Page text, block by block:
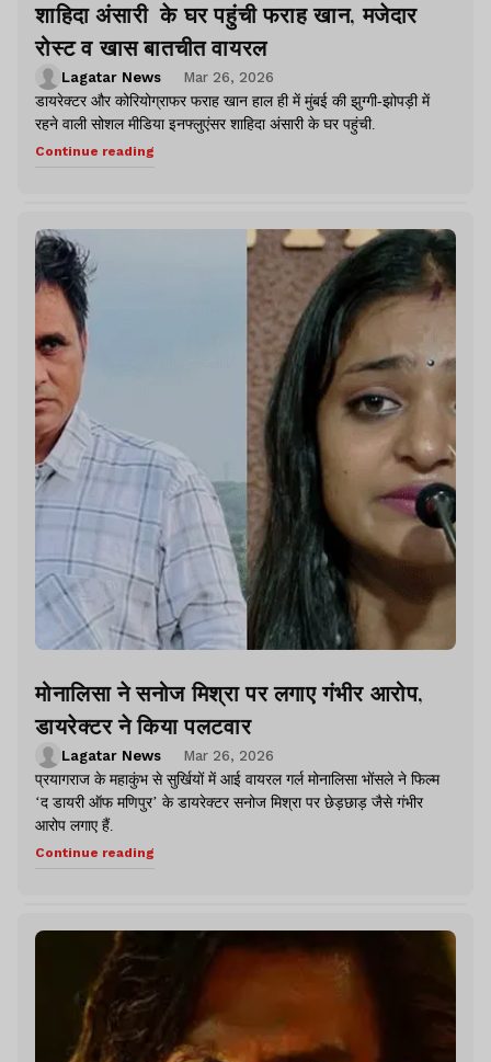
शाहिदा अंसारी के घर पहुंची फराह खान, मजेदार
रोस्ट व खास बातचीत वायरल
Lagatar News
Mar 26, 2026
डायरेक्टर और कोरियोग्राफर फराह खान हाल ही में मुंबई की झुग्गी-झोपड़ी में
रहने वाली सोशल मीडिया इनफ्लुएंसर शाहिदा अंसारी के घर पहुंची.
Continue reading
मोनालिसा ने सनोज मिश्रा पर लगाए गंभीर आरोप,
डायरेक्टर ने किया पलटवार
Lagatar News
Mar 26, 2026
प्रयागराज के महाकुंभ से सुर्खियों में आई वायरल गर्ल मोनालिसा भोंसले ने फिल्म
‘द डायरी ऑफ मणिपुर’ के डायरेक्टर सनोज मिश्रा पर छेड़छाड़ जैसे गंभीर
आरोप लगाए हैं.
Continue reading